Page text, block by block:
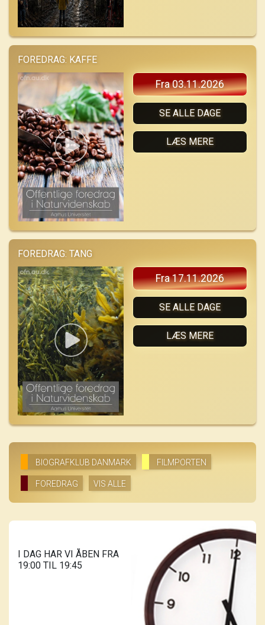
FOREDRAG: KAFFE
Fra 03.11.2026
SE ALLE DAGE
LÆS MERE
FOREDRAG: TANG
Fra 17.11.2026
SE ALLE DAGE
LÆS MERE
BIOGRAFKLUB DANMARK FILMPORTEN
FOREDRAG VIS ALLE
I DAG HAR VI ÅBEN FRA
19:00 TIL 19:45